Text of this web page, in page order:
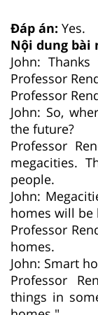
Đáp án: Yes.
Nội dung bài
John:
Professor
Professor
John: So,
the future?
Professor
megacities.
people.
John:
homes will be
Professor
homes.
John: Smart
Professor
things in